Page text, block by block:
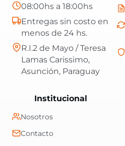
Institucional
Nosotros
Contacto
08:00hs a 18:00hs
Entregas sin costo en
menos de 24 hs.
R.I.2 de Mayo / Teresa
Lamas Carissimo,
Asunción, Paraguay